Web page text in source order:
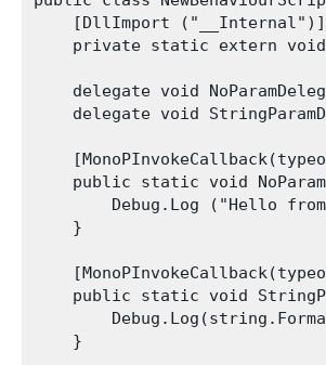
    [DllImport ("__Internal")]
private static extern
delegate void
delegate void
public static void
Debug.Log ("Hello
    }
public static void
    }